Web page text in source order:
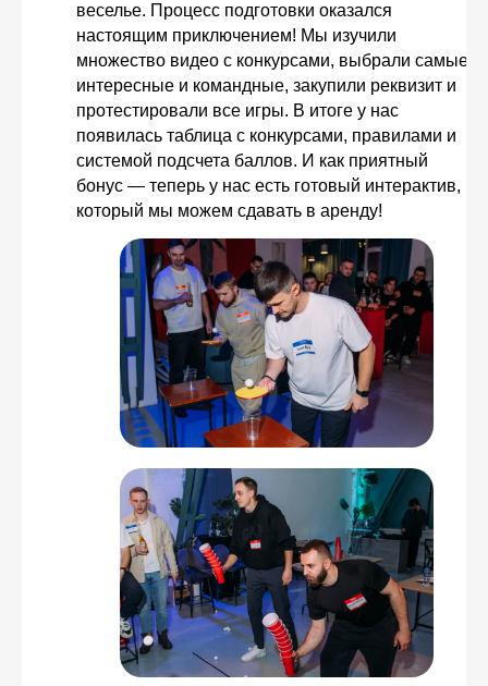
веселье. Процесс подготовки оказался
настоящим приключением! Мы изучили
множество видео с конкурсами, выбрали самые
интересные и командные, закупили реквизит и
протестировали все игры. В итоге у нас
появилась таблица с конкурсами, правилами и
системой подсчета баллов. И как приятный
бонус — теперь у нас есть готовый интерактив,
который мы можем сдавать в аренду!